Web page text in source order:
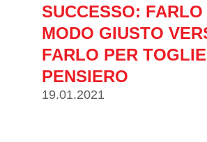
SUCCESSO: FARLO
MODO GIUSTO
FARLO PER
PENSIERO
19.01.2021